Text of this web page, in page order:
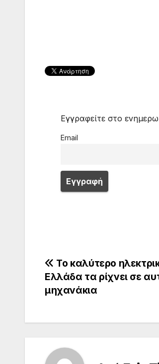
Εγγραφείτε στο
Email
Πλοήγηση
άρθρων
Το καλύτερο
Ελλάδα τα ρίχνει σε
μηχανάκια